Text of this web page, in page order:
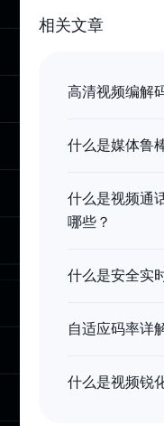
相关文章
高清视频编解
什么是媒体鲁
什么是视频通
哪些？
什么是安全实
自适应码率详
什么是视频锐